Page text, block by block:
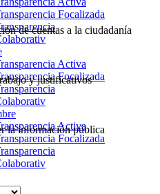
Focalizada
Activa
Focalizada
Activa
Focalizada
de cuentas a la ciudadanía
y justificativos
la información pública